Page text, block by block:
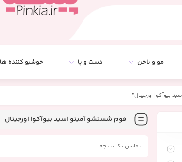
مو و ناخن دست و پا خوشبو کننده ها
بیوآکوا اورجینال”
فوم شستشو آمینو اسید بیوآکوا اورجینال
نمایش یک نتیجه